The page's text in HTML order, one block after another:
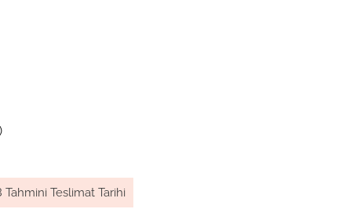
Tahmini Teslimat Tarihi